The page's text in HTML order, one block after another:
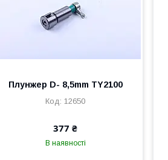
Плунжер D- 8,5mm TY2100
12650
377 ₴
В наявності